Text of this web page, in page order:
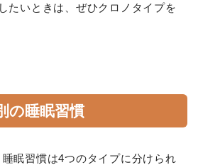
たいときは、ぜひクロノタイプを
の睡眠習慣
眠習慣は4つのタイプに分けられ